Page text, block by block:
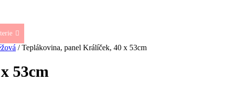
/ Teplákovina, panel Králíček, 40 x 53cm
53cm